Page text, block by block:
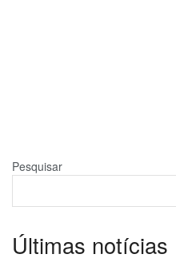
Pesquisar
Últimas notícias